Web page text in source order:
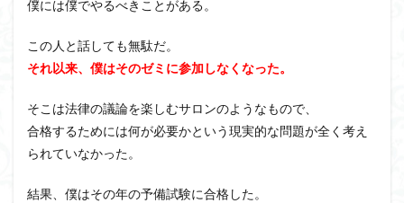
僕には僕でやるべきことがある。
この人と話しても無駄だ。
それ以来、僕はそのゼミに参加しなくなった。
そこは法律の議論を楽しむサロンのようなもので、
合格するためには何が必要かという現実的な問題が全く考え
られていなかった。
結果、僕はその年の予備試験に合格した。